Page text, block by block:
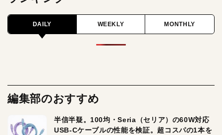
DAILY WEEKLY MONTHLY
編集部のおすすめ
半信半疑。100均・Seria（セリア）の60W対応
USB-Cケーブルの性能を検証。超コスパの1本を